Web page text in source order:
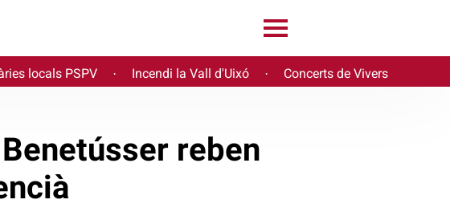
locals PSPV · Incendi la Vall d'Uixó · Concerts de Vivers
reben